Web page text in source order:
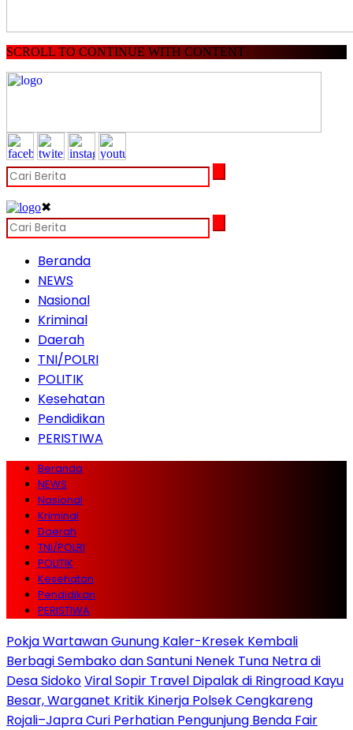
SCROLL TO CONTINUE WITH CONTENT
✖
Beranda
NEWS
Nasional
Kriminal
Daerah
TNI/POLRI
POLITIK
Kesehatan
Pendidikan
PERISTIWA
Beranda
NEWS
Nasional
Kriminal
Daerah
TNI/POLRI
POLITIK
Kesehatan
Pendidikan
PERISTIWA
Pokja Wartawan Gunung Kaler-Kresek Kembali
Berbagi Sembako dan Santuni Nenek Tuna Netra di
Desa SidokoViral Sopir Travel Dipalak di Ringroad Kayu
Besar, Warganet Kritik Kinerja Polsek Cengkareng
Rojali–Japra Curi Perhatian Pengunjung Benda Fair